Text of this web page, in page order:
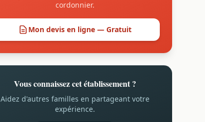
cordonnier.
Mon devis en ligne — Gratuit
Vous connaissez cet établissement ?
Aidez d'autres familles en partageant votre
expérience.